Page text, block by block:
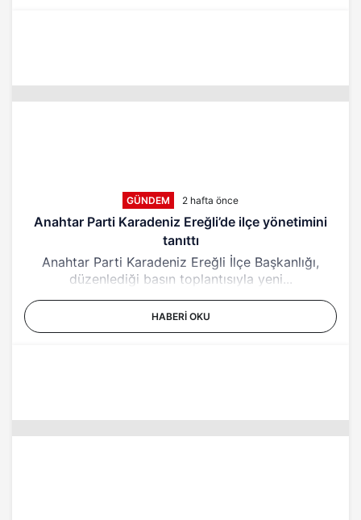
GÜNDEM 2 hafta önce
Anahtar Parti Karadeniz Ereğli’de ilçe yönetimini
tanıttı
Anahtar Parti Karadeniz Ereğli İlçe Başkanlığı,
düzenlediği basın toplantısıyla yeni...
HABERI OKU